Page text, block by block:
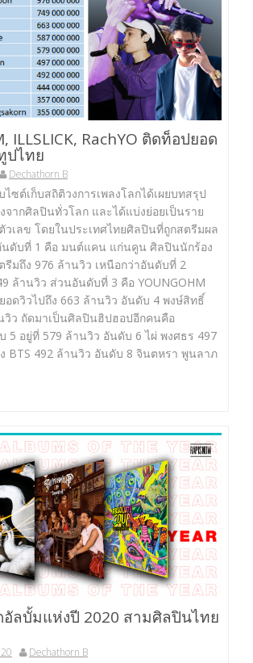
ILLSLICK, RachYO ติดท็อปยอด
ปไทย
Dechathorn B
ไซต์เก็บสถิติวงการเพลงโลกได้เผยบทสรุป
จากศิลปินทั่วโลก และได้แบ่งย่อยเป็นราย
วเลข โดยในประเทศไทยศิลปินที่ถูกสตรีมผล
นดับที่ 1 คือ มนต์แคน แก่นคูน ศิลปินนักร้อง
รีมถึง 976 ล้านวิว เหนือกว่าอันดับที่ 2
ล้านวิว ส่วนอันดับที่ 3 คือ YOUNGOHM
ดวิวไปถึง 663 ล้านวิว อันดับ 4 พงษ์สิทธิ์
วิว ถัดมาเป็นศิลปินฮิปฮอปอีกคนคือ
5 อยู่ที่ 579 ล้านวิว อันดับ 6 ไผ่ พงศธร 497
BTS 492 ล้านวิว อันดับ 8 จินตหรา พูนลาภ
อัลบั้มแห่งปี 2020 สามศิลปินไทย
Dechathorn B